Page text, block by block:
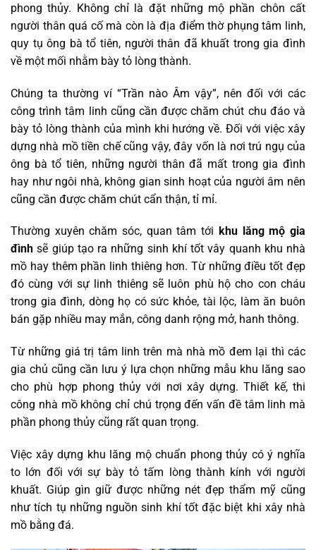
phong thủy. Không chỉ là đặt những mộ phần chôn cất
người thân quá cố mà còn là địa điểm thờ phụng tâm linh,
quy tụ ông bà tổ tiên, người thân đã khuất trong gia đình
về một mối nhằm bày tỏ lòng thành.
Chúng ta thường ví “Trần nào Âm vậy”, nên đối với các
công trình tâm linh cũng cần được chăm chút chu đáo và
bày tỏ lòng thành của mình khi hướng về. Đối với việc xây
dựng nhà mồ tiền chế cũng vậy, đây vốn là nơi trú ngụ của
ông bà tổ tiên, những người thân đã mất trong gia đình
hay như ngôi nhà, không gian sinh hoạt của người âm nên
cũng cần được chăm chút cẩn thận, tỉ mỉ.
Thường xuyên chăm sóc, quan tâm tới khu lăng mộ gia
đìnhsẽ giúp tạo ra những sinh khí tốt vây quanh khu nhà
mồ hay thêm phần linh thiêng hơn. Từ những điều tốt đẹp
đó cùng với sự linh thiêng sẽ luôn phù hộ cho con cháu
trong gia đình, dòng họ có sức khỏe, tài lộc, làm ăn buôn
bán gặp nhiều may mắn, công danh rộng mở, hanh thông.
Từ những giá trị tâm linh trên mà nhà mồ đem lại thì các
gia chủ cũng cần lưu ý lựa chọn những mẫu khu lăng sao
cho phù hợp phong thủy với nơi xây dựng. Thiết kế, thi
công nhà mồ không chỉ chú trọng đến vấn đề tâm linh mà
phần phong thủy cũng rất quan trọng.
Việc xây dựng khu lăng mộ chuẩn phong thủy có ý nghĩa
to lớn đối với sự bày tỏ tấm lòng thành kính với người
khuất. Giúp gìn giữ được những nét đẹp thẩm mỹ cũng
như tích tụ những nguồn sinh khí tốt đặc biệt khi xây nhà
mồ bằng đá.